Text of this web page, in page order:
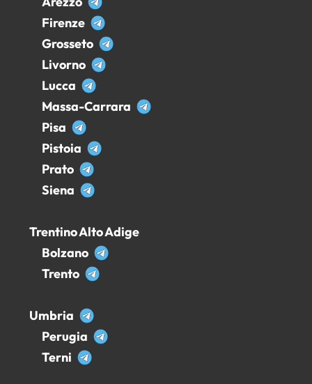
Firenze
Grosseto
Livorno
Lucca
Massa-Carrara
Pisa
Pistoia
Prato
Siena
Trentino Alto Adige
Bolzano
Trento
Umbria
Perugia
Terni